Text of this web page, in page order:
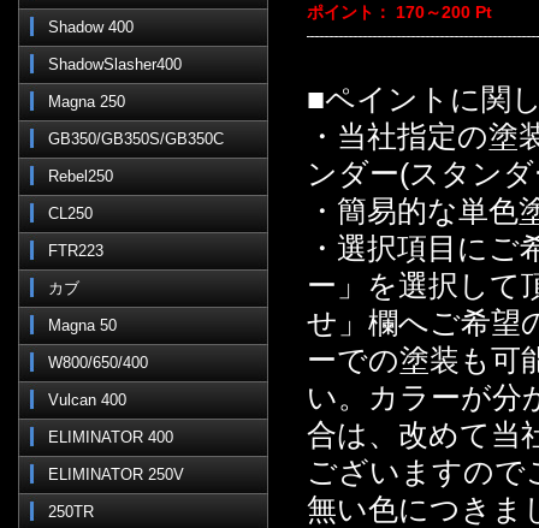
Shadow 400
ShadowSlasher400
Magna 250
GB350/GB350S/GB350C
Rebel250
CL250
FTR223
カブ
Magna 50
W800/650/400
Vulcan 400
ELIMINATOR 400
ELIMINATOR 250V
250TR
ポイント： 170～200 Pt
■ペイントに関
・当社指定の
ンダー(スタン
・簡易的な単色
・選択項目に
ー」を選択して
せ」欄へご希望
ーでの塗装も可
い。カラーが分
合は、改めて当
ございますので
無い色につきま